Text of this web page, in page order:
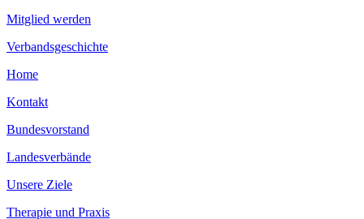
Mitglied werden
Verbandsgeschichte
Home
Kontakt
Bundesvorstand
Landesverbände
Unsere Ziele
Therapie und Praxis